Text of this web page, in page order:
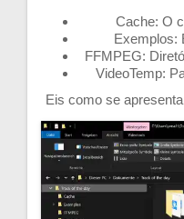
Cache: O
Exemplos:
FFMPEG:
VideoTemp:
Eis como se